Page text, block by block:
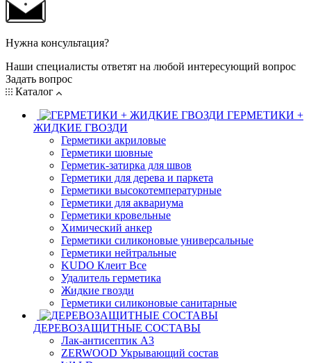
Нужна консультация?
Наши специалисты ответят на любой интересующий вопрос
Задать вопрос
Каталог
ГЕРМЕТИКИ +
ЖИДКИЕ ГВОЗДИ
Герметики акриловые
Герметики шовные
Герметик-затирка для швов
Герметики для дерева и паркета
Герметики высокотемпературные
Герметики для аквариума
Герметики кровельные
Химический анкер
Герметики силиконовые универсальные
Герметики нейтральные
KUDO Клеит Все
Удалитель герметика
Жидкие гвозди
Герметики силиконовые санитарные
ДЕРЕВОЗАЩИТНЫЕ СОСТАВЫ
Лак-антисептик А3
ZERWOOD Укрывающий состав